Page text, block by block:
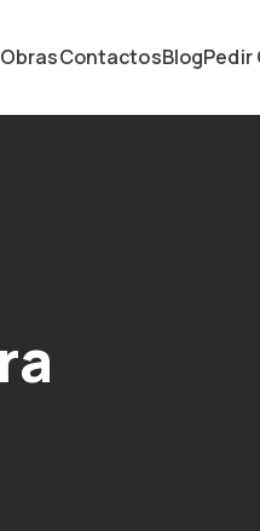
ObrasContactosBlogPedir